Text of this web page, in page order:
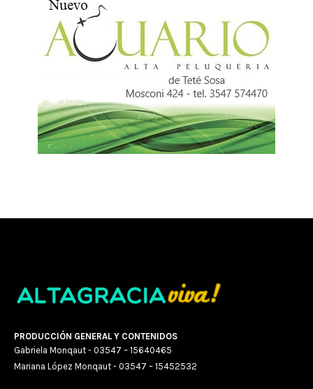
PRODUCCIÓN GENERAL Y CONTENIDOS
Gabriela Monqaut - 03547 – 15640465
Mariana López Monqaut - 03547 – 15452532